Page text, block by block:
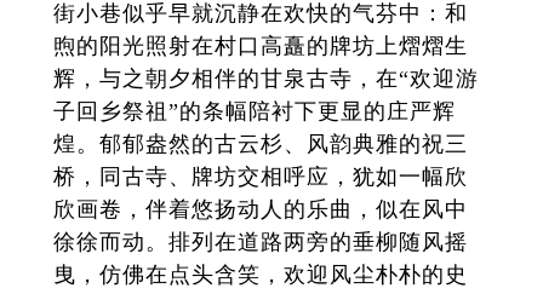
街小巷似乎早就沉静在欢快的气芬中：和
煦的阳光照射在村口高矗的牌坊上熠熠生
辉，与之朝夕相伴的甘泉古寺，在“欢迎游
子回乡祭祖”的条幅陪衬下更显的庄严辉
煌。郁郁盎然的古云杉、风韵典雅的祝三
桥，同古寺、牌坊交相呼应，犹如一幅欣
欣画卷，伴着悠扬动人的乐曲，似在风中
徐徐而动。排列在道路两旁的垂柳随风摇
曳，仿佛在点头含笑，欢迎风尘朴朴的史